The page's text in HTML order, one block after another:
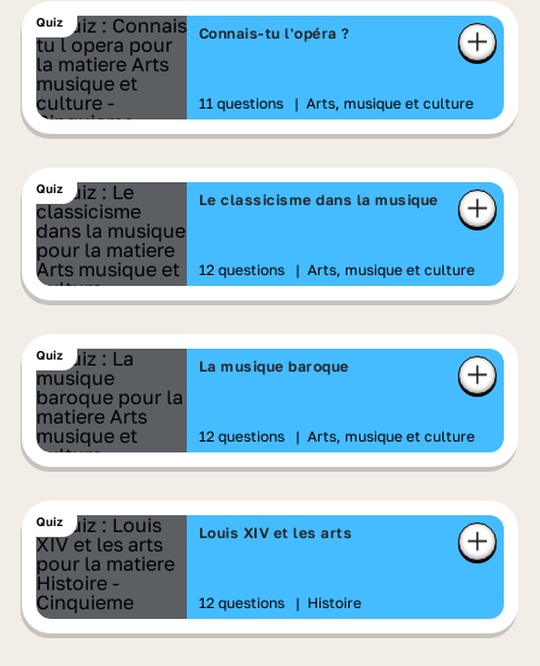
Quiz
Connais-tu l'opéra ?
11 questions | Arts, musique et culture
Quiz
Le classicisme dans la musique
12 questions | Arts, musique et culture
Quiz
La musique baroque
12 questions | Arts, musique et culture
Quiz
Louis XIV et les arts
12 questions | Histoire